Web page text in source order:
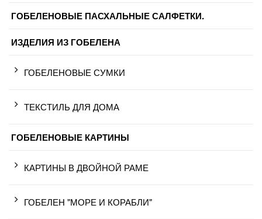
ГОБЕЛЕНОВЫЕ ПАСХАЛЬНЫЕ САЛФЕТКИ.
ИЗДЕЛИЯ ИЗ ГОБЕЛЕНА
ГОБЕЛЕНОВЫЕ СУМКИ
ТЕКСТИЛЬ ДЛЯ ДОМА
ГОБЕЛЕНОВЫЕ КАРТИНЫ
КАРТИНЫ В ДВОЙНОЙ РАМЕ
ГОБЕЛЕН "МОРЕ И КОРАБЛИ"